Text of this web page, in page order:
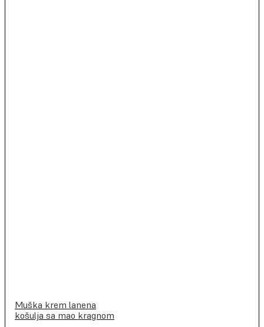
Muška krem lanena
košulja sa mao kragnom